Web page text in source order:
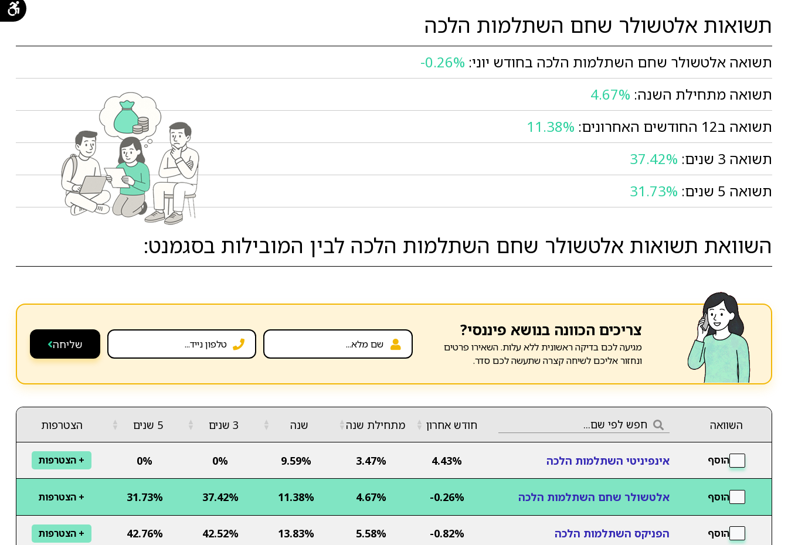
תשואות אלטשולר שחם השתלמות הלכה
תשואה אלטשולר שחם השתלמות הלכה בחודש יוני: -0.26%
תשואה מתחילת השנה: 4.67%
תשואה ב12 החודשים האחרונים:
11.38%
תשואה 3 שנים:
37.42%
תשואה 5 שנים:
31.73%
השוואת תשואות אלטשולר שחם השתלמות הלכה לבין המובילות בסגמנט:
צריכים הכוונה בנושא פיננסי?
מגיעה לכם בדיקה ראשונית ללא עלות. השאירו פרטים
ונחזור אליכם לשיחה קצרה שתעשה לכם סדר.
שליחה
השוואה חודש אחרון ▲
▼ מתחילת שנה▲
▼ שנה ▲
▼ 3 שנים ▲
▼ 5 שנים ▲
▼ הצטרפות
הוסף אינפיניטי השתלמות הלכה 4.43%
3.47%
9.59%
0%
0% + הצטרפות
הוסף אלטשולר שחם השתלמות הלכה -0.26%
4.67%
11.38%
37.42%
31.73% + הצטרפות
הוסף הפניקס השתלמות הלכה -0.82%
5.58%
13.83%
42.52%
42.76% + הצטרפות